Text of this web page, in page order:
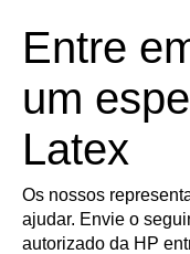
Entre
um
Latex
Os nossos
ajudar. Envie o
autorizado da HP